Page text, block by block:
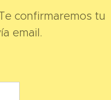
confirmaremos tu
email.